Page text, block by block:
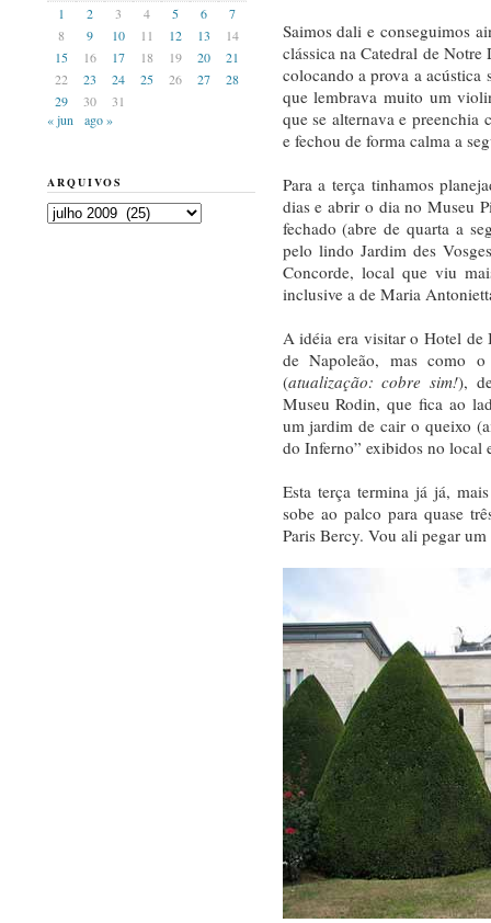
Saimos dali e conseguimos
clássica na Catedral de
colocando a prova a
que lembrava muito um
que se alternava e preenchia
e fechou de forma calma a
Para a terça tinhamos
dias e abrir o dia no Museu
fechado (abre de quarta a
pelo lindo Jardim des
Concorde, local que viu
inclusive a de Maria
A idéia era visitar o Hotel
de Napoleão, mas como
(atualização: cobre sim!),
Museu Rodin, que fica ao
um jardim de cair o queixo
do Inferno” exibidos no local
Esta terça termina já já,
sobe ao palco para quase
Paris Bercy. Vou ali pegar
1
2 3 4 5 6
7
8
9 10 11 12 13
14
15
16 17 18 19 20
21
22
23 24 25 26 27
28
29
30
31
« jun
ago »
ARQUIVOS
Arquivos